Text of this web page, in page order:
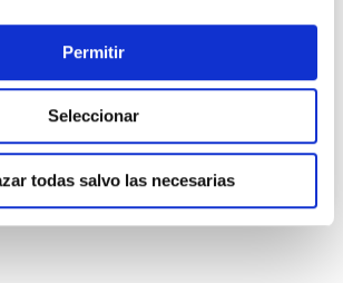
Permitir
Seleccionar
todas salvo las necesarias
Wmf
15,15 €
Añadir al carrito